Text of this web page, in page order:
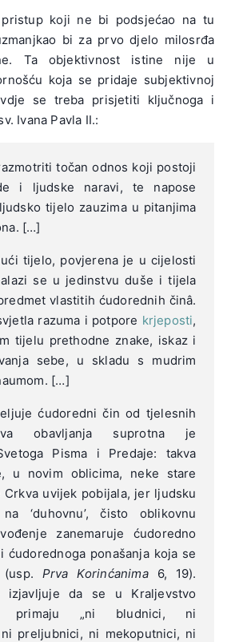
koji ne bi podsjećao na tu
bi za prvo djelo milosrđa
Ta objektivnost istine nije u
koja se pridaje subjektivnoj
se treba prisjetiti ključnoga i
Ivana Pavla II.:
točan odnos koji postoji
i ljudske naravi, te napose
tijelo zauzima u pitanjima
[…]
tijelo, povjerena je u cijelosti
se u jedinstvu duše i tijela
vlastitih ćudorednih činâ.
razuma i potpore krjeposti,
tijelu prethodne znake, iskaz i
sebe, u skladu s mudrim
[…]
ćudoredni čin od tjelesnih
obavljanja suprotna je
Pisma i Predaje: takva
u novim oblicima, neke stare
uvijek pobijala, jer ljudsku
‘duhovnu’, čisto oblikovnu
zanemaruje ćudoredno
ćudorednoga ponašanja koja se
Prva Korinćanima6, 19).
izjavljuje da se u Kraljevstvo
primaju „ni bludnici, ni
preljubnici, ni mekoputnici, ni